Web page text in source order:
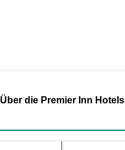
Über die Premier Inn Hotels